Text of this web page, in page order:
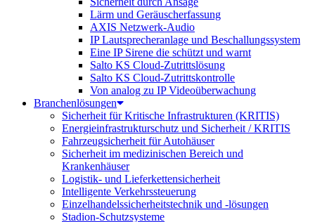
Lärm und Geräuscherfassung
AXIS Netzwerk-Audio
IP Lautsprecheranlage und Beschallungssystem
Eine IP Sirene die schützt und warnt
Salto KS Cloud-Zutrittslösung
Salto KS Cloud-Zutrittskontrolle
Von analog zu IP Videoüberwachung
Branchenlösungen
Sicherheit für Kritische Infrastrukturen (KRITIS)
Energieinfrastrukturschutz und Sicherheit / KRITIS
Fahrzeugsicherheit für Autohäuser
Sicherheit im medizinischen Bereich und
Krankenhäuser
Logistik- und Lieferkettensicherheit
Intelligente Verkehrssteuerung
Einzelhandelssicherheitstechnik und -lösungen
Stadion-Schutzsysteme